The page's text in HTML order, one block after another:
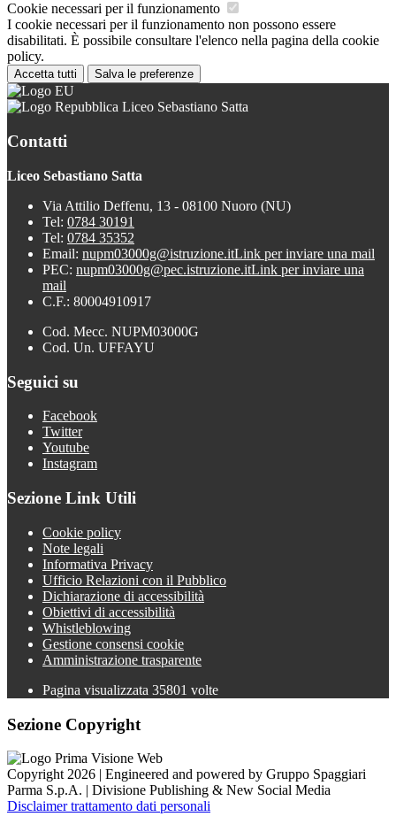
Cookie necessari per il funzionamento
I cookie necessari per il funzionamento non possono essere
disabilitati. È possibile consultare l'elenco nella pagina della cookie
policy.
Accetta tutti Salva le preferenze
Liceo Sebastiano Satta
Contatti
Liceo Sebastiano Satta
Via Attilio Deffenu, 13 - 08100 Nuoro (NU)
Tel: 0784 30191
Tel: 0784 35352
Email: nupm03000g@istruzione.itLink per inviare una mail
PEC: nupm03000g@pec.istruzione.itLink per inviare una
mail
C.F.: 80004910917
Cod. Mecc. NUPM03000G
Cod. Un. UFFAYU
Seguici su
Facebook
Twitter
Youtube
Instagram
Sezione Link Utili
Cookie policy
Note legali
Informativa Privacy
Ufficio Relazioni con il Pubblico
Dichiarazione di accessibilità
Obiettivi di accessibilità
Whistleblowing
Gestione consensi cookie
Amministrazione trasparente
Pagina visualizzata 35801 volte
Sezione Copyright
Copyright 2026 | Engineered and powered by Gruppo Spaggiari
Parma S.p.A. | Divisione Publishing & New Social Media
Disclaimer trattamento dati personali